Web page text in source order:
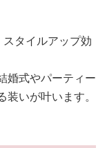
タイルアップ効
婚式やパーティー
いが叶います。